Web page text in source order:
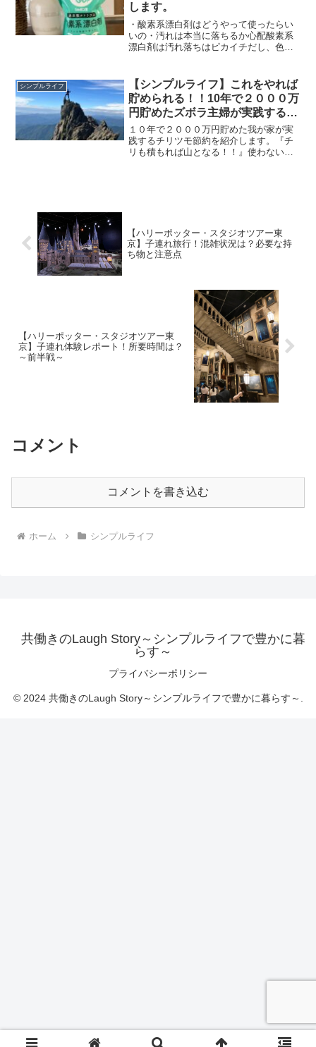
します。
・酸素系漂白剤はどうやって使ったらい
いの・汚れは本当に落ちるか心配酸素系
漂白剤は汚れ落ちはピカイチだし、色々
途別に様々な洗剤を用意するのではな
く、酸素系漂白剤1つで十分...
シンプルライフ
【シンプルライフ】これをやれば
貯められる！！10年で２０００万
円貯めたズボラ主婦が実践する、
チリツモ節約
１０年で２０００万円貯めた我が家が実
践するチリツモ節約を紹介します。『チ
リも積もれば山となる！！』使わない・
【ハリーポッター・スタジオツアー東
京】子連れ旅行！混雑状況は？必要な持
ち物と注意点
【ハリーポッター・スタジオツアー東
京】子連れ体験レポート！所要時間は？
～前半戦～
コメント
コメントを書き込む
ホーム シンプルライフ
共働きのLaugh Story～シンプルライフで豊かに暮
らす～
プライバシーポリシー
© 2024 共働きのLaugh Story～シンプルライフで豊かに暮らす～.